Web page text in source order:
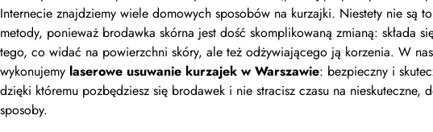
Internecie znajdziemy wiele domowych sposobów na kurzajki. Niestety nie są
metody, ponieważ brodawka skórna jest dość skomplikowaną zmianą: składa
tego, co widać na powierzchni skóry, ale też odżywiającego ją korzenia. W
wykonujemy laserowe usuwanie kurzajek w Warszawie: bezpieczny i
dzięki któremu pozbędziesz się brodawek i nie stracisz czasu na nieskuteczne,
sposoby.